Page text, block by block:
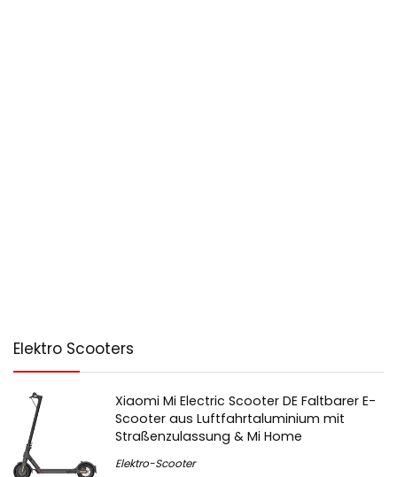
Elektro Scooters
Xiaomi Mi Electric Scooter DE Faltbarer E-
Scooter aus Luftfahrtaluminium mit
Straßenzulassung & Mi Home
Elektro-Scooter